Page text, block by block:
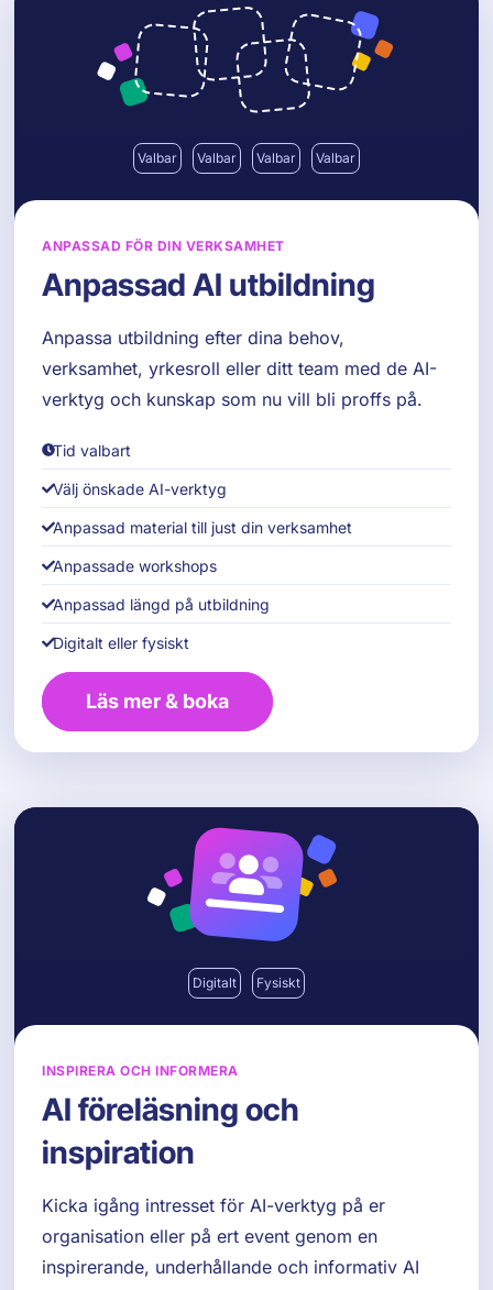
Valbar Valbar Valbar Valbar
ANPASSAD FÖR DIN VERKSAMHET
Anpassad AI utbildning
Anpassa utbildning efter dina behov,
verksamhet, yrkesroll eller ditt team med de AI-
verktyg och kunskap som nu vill bli proffs på.
Tid valbart
Välj önskade AI-verktyg
Anpassad material till just din verksamhet
Anpassade workshops
Anpassad längd på utbildning
Digitalt eller fysiskt
Läs mer & boka
Digitalt Fysiskt
INSPIRERA OCH INFORMERA
AI föreläsning och
inspiration
Kicka igång intresset för AI-verktyg på er
organisation eller på ert event genom en
inspirerande, underhållande och informativ AI